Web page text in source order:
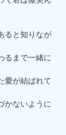
ると知りなが
るまで一緒に
愛が結ばれて
かないように